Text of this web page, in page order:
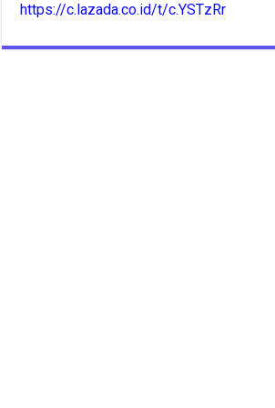
https://c.lazada.co.id/t/c.YSTzRr